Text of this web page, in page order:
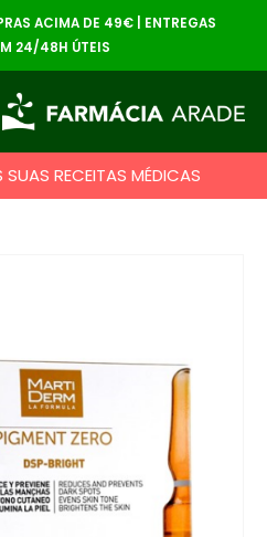
ACIMA DE 49€ | ENTREGAS
24/48H ÚTEIS
RECEITAS MÉDICAS